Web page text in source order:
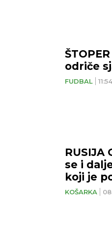
FUDBAL 11:54
odriče
KOŠARKA
RUSIJA
se i
koji je